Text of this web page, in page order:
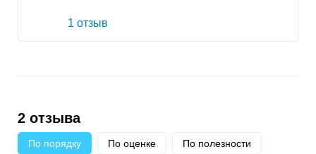
1 отзыв
2 отзыва
По порядку По оценке По полезности